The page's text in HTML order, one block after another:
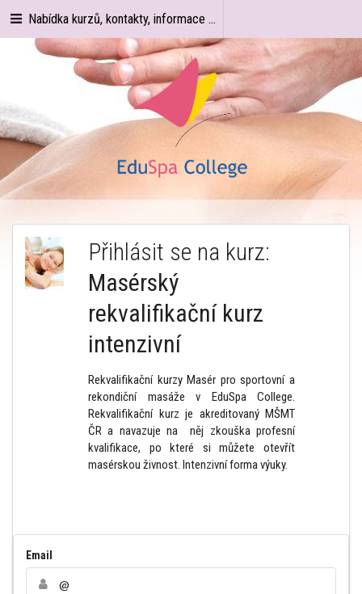
Nabídka kurzů, kontakty, informace ...
Přihlásit se na kurz:
Masérský
rekvalifikační kurz
intenzivní
Rekvalifikační kurzy Masér pro sportovní a
rekondiční masáže v EduSpa College.
Rekvalifikační kurz je akreditovaný MŠMT
ČR a navazuje na něj zkouška profesní
kvalifikace, po které si můžete otevřít
masérskou živnost. Intenzivní forma výuky.
Email